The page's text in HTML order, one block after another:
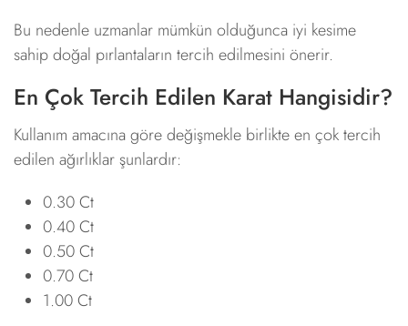
Bu nedenle uzmanlar mümkün olduğunca iyi kesime
sahip doğal pırlantaların tercih edilmesini önerir.
En Çok Tercih Edilen Karat Hangisidir?
Kullanım amacına göre değişmekle birlikte en çok tercih
edilen ağırlıklar şunlardır:
0.30 Ct
0.40 Ct
0.50 Ct
0.70 Ct
1.00 Ct